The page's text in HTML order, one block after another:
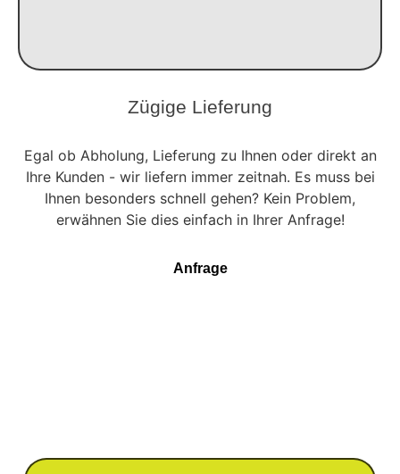
Zügige Lieferung
Egal ob Abholung, Lieferung zu Ihnen oder direkt an
Ihre Kunden - wir liefern immer zeitnah. Es muss bei
Ihnen besonders schnell gehen? Kein Problem,
erwähnen Sie dies einfach in Ihrer Anfrage!
Anfrage